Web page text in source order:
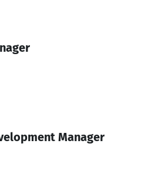
Manager